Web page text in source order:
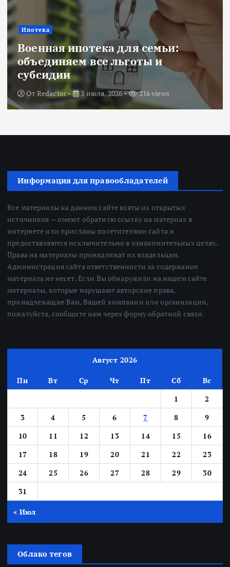
Ипотека
Военная ипотека для семьи:
объединяем все льготы и
субсидии
ОтRedactor 3 июля, 2026 216 views
Информация для правообладателей
Все материалы на данном сайте взяты из открытых
источников — имеют обратную ссылку на материал в
интернете или присланы посетителями сайта и
предоставляются исключительно в ознакомительных целях.
Права на материалы принадлежат их владельцам.
Администрация сайта ответственности за содержание
материала не несет. Если Вы обнаружили на нашем сайте
материалы, которые нарушают авторские права,
принадлежащие Вам, Вашей компании или организации,
пожалуйста, сообщите нам через форму обратной связи.
Август 2026
Пн Вт Ср Чт Пт Сб
Вс
1
2
3
4 5 6 7 8
9
10
11 12 13 14 15
16
17
18 19 20 21 22
23
24
25 26 27 28 29
30
31
« Июл
Облако тегов